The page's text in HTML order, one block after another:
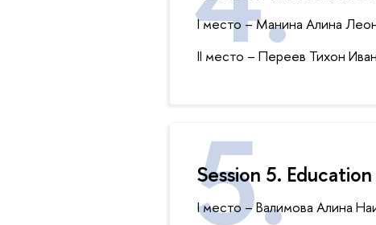
I место – Манина Алина
II место – Переев Тихон
Session 5.
I место – Валимова Алина